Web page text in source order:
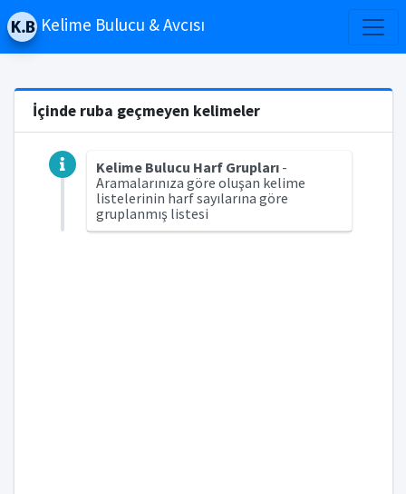
Kelime Bulucu & Avcısı
İçinde ruba geçmeyen kelimeler
Kelime Bulucu Harf Grupları-
Aramalarınıza göre oluşan kelime
listelerinin harf sayılarına göre
gruplanmış listesi